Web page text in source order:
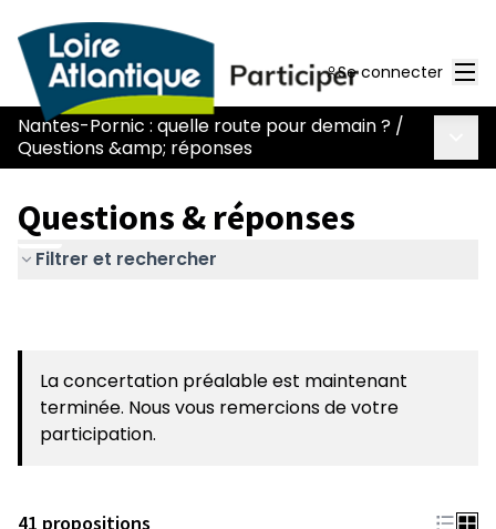
Se connecter
Nantes-Pornic : quelle route pour demain ? /
Questions &amp; réponses
Questions & réponses
Filtrer et rechercher
La concertation préalable est maintenant
terminée. Nous vous remercions de votre
participation.
41 propositions